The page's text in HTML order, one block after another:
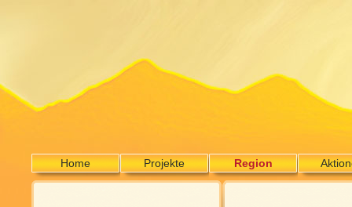
Home Projekte Region